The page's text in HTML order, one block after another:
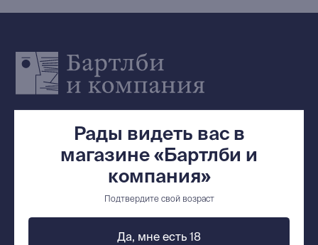
Рады видеть вас в
магазине «Бартлби и
компания»
Подтвердите свой возраст
Да, мне есть 18
Контакты
+7 (921) 636-19-84
bartleby.sales@gmail.com
Сообщество ВКонтакте